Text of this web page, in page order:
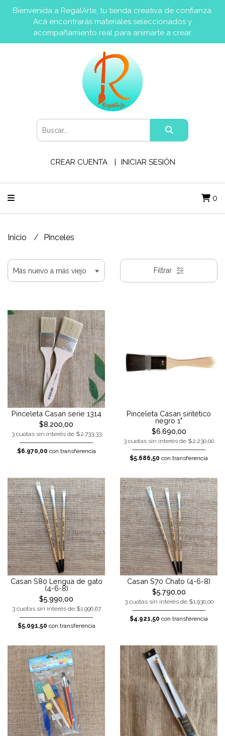
Bienvenida a RegalArte, tu tienda creativa de confianza.
Acá encontrarás materiales seleccionados y
acompañamiento real para animarte a crear.
CREAR CUENTA INICIAR SESIÓN
0
Inicio Pinceles
Filtrar
Pinceleta Casan serie 1314
$8.200,00
3 cuotas sin interés de $2.733,33
$6.970,00 con transferencia
Pinceleta Casan sintético
negro 1"
$6.690,00
3 cuotas sin interés de $2.230,00
$5.686,50 con transferencia
Casan S80 Lengua de gato
(4-6-8)
$5.990,00
3 cuotas sin interés de $1.996,67
$5.091,50 con transferencia
Casan S70 Chato (4-6-8)
$5.790,00
3 cuotas sin interés de $1.930,00
$4.921,50 con transferencia